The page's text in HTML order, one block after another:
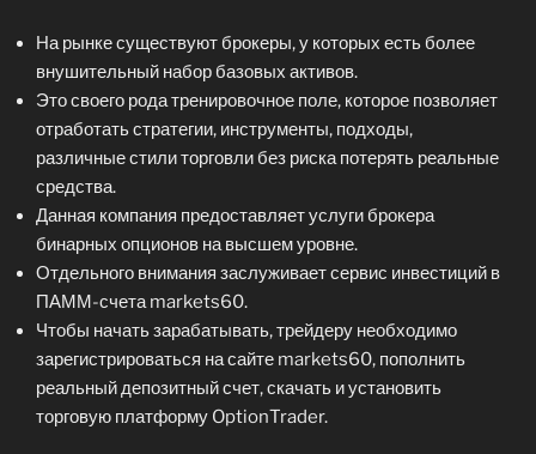
На рынке существуют брокеры, у которых есть более
внушительный набор базовых активов.
Это своего рода тренировочное поле, которое позволяет
отработать стратегии, инструменты, подходы,
различные стили торговли без риска потерять реальные
средства.
Данная компания предоставляет услуги брокера
бинарных опционов на высшем уровне.
Отдельного внимания заслуживает сервис инвестиций в
ПАММ-счета markets60.
Чтобы начать зарабатывать, трейдеру необходимо
зарегистрироваться на сайте markets60, пополнить
реальный депозитный счет, скачать и установить
торговую платформу OptionTrader.